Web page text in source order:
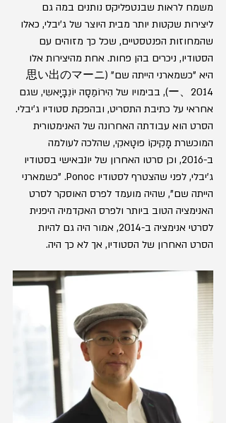
משמח לראות שבנטפליקס נותנים במה גם
ליצירות שקטות יותר מבית היוצר של ג'יבלי, כאלו
שהמחוזות הפנטסטיים, שכל כך מזוהים עם
הסטודיו, ניכרים בהן פחות. אחת מהיצירות אלו
היא "כשמארני הייתה שם" (思い出のマーニ
ー、2014), בבימויו של הִירוֹמַסָה יוֹנֵבָּיָאשִי, שגם
אחראי על כתיבת התסריט, ובהפקת סטודיו ג'יבלי.
הסרט הוא עבודתה האחרונה של האנימטורית
המוכשרת מָקִיקוֹ פוּטָאקִי, שהלכה לעולמה
ב-2016, וכן סרטו האחרון של יונבאישי בסטודיו
ג'יבלי, לפני שהצטרף לסטודיו Ponoc. "כשמארני
הייתה שם", שהיה מועמד לפרס האוסקר לסרט
האנימציה הטוב ביותר ולפרס האקדמיה היפנית
לסרטי אנימציה ב-2014, אמור היה גם להיות
הסרט האחרון של הסטודיו, אך לא כך היה.